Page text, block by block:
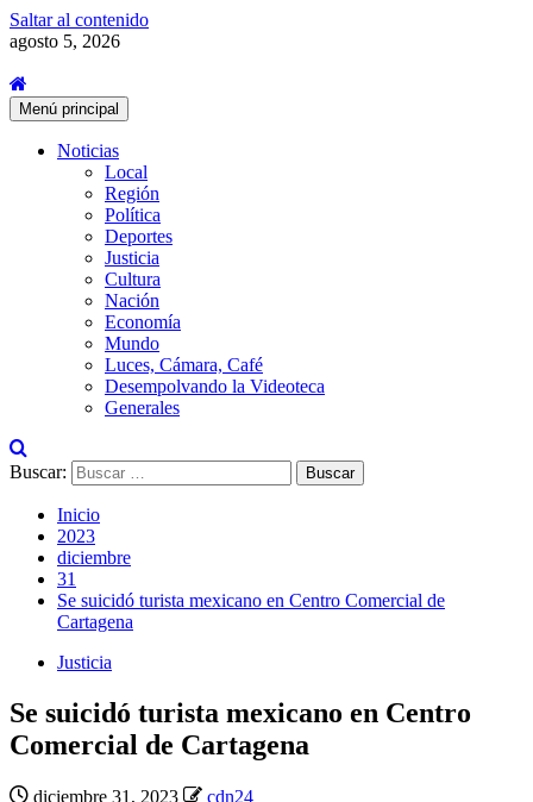
Saltar al contenido
agosto 5, 2026
Menú principal
Noticias
Local
Región
Política
Deportes
Justicia
Cultura
Nación
Economía
Mundo
Luces, Cámara, Café
Desempolvando la Videoteca
Generales
Buscar:
Inicio
2023
diciembre
31
Se suicidó turista mexicano en Centro Comercial de
Cartagena
Justicia
Se suicidó turista mexicano en Centro
Comercial de Cartagena
diciembre 31, 2023 cdn24